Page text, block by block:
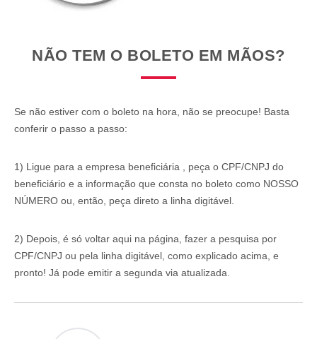
NÃO TEM O BOLETO EM MÃOS?
Se não estiver com o boleto na hora, não se preocupe! Basta
conferir o passo a passo:
1) Ligue para a empresa beneficiária , peça o CPF/CNPJ do
beneficiário e a informação que consta no boleto como NOSSO
NÚMERO ou, então, peça direto a linha digitável.
2) Depois, é só voltar aqui na página, fazer a pesquisa por
CPF/CNPJ ou pela linha digitável, como explicado acima, e
pronto! Já pode emitir a segunda via atualizada.